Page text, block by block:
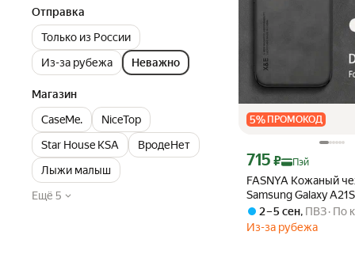
Отправка
Только из России
Из-за рубежа
Неважно
Магазин
CaseMe.
NiceTop
Star House KSA
ВродеНет
Лыжи малыш
Ещё 5
5%ПРОМОКОД
FASNYA Кожаный
Samsung Galaxy
Галакси A21C) с
противоударный, ля
авто-держателя
Цена с картой Яндекс
715 ₽ Пэй
2 – 5 сен, ПВЗ По
Из-за рубежа